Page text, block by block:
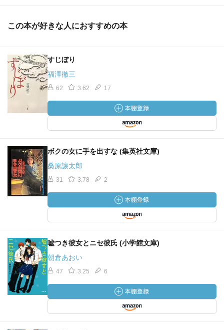
この本が好きな人におすすめの本
すじぼり
福澤徹三
62 3.62 17
ボクの女に手を出すな (集英社文庫)
桑原譲太郎
31 3.78 2
嘘つき彼女とニセ彼氏 (小学館文庫)
朝倉あおい
47 3.25 6